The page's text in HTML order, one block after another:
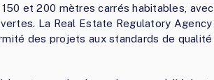
et 200 mètres carrés habitables, avec
La Real Estate Regulatory Agency
des projets aux standards de qualité